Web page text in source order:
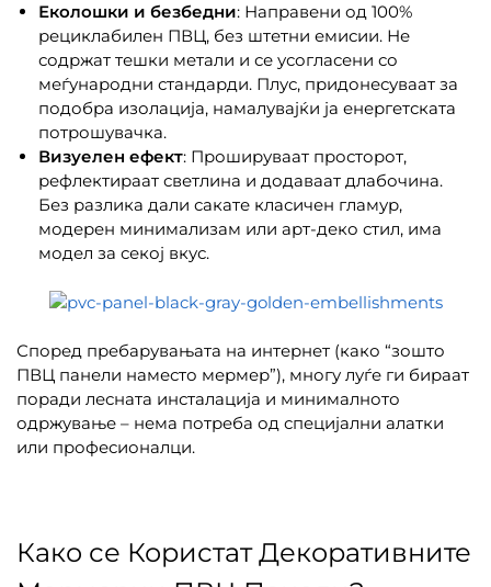
Еколошки и безбедни: Направени од 100%
рециклабилен ПВЦ, без штетни емисии. Не
содржат тешки метали и се усогласени со
меѓународни стандарди. Плус, придонесуваат за
подобра изолација, намалувајќи ја енергетската
потрошувачка.
Визуелен ефект: Прошируваат просторот,
рефлектираат светлина и додаваат длабочина.
Без разлика дали сакате класичен гламур,
модерен минимализам или арт-деко стил, има
модел за секој вкус.
Според пребарувањата на интернет (како “зошто
ПВЦ панели наместо мермер”), многу луѓе ги бираат
поради лесната инсталација и минималното
одржување – нема потреба од специјални алатки
или професионалци.
Како се Користат Декоративните